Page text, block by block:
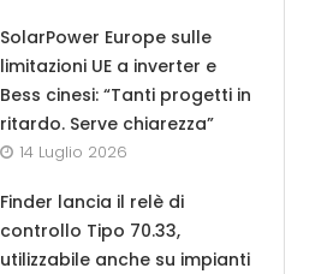
SolarPower Europe sulle
limitazioni UE a inverter e
Bess cinesi: “Tanti progetti in
ritardo. Serve chiarezza”
14 Luglio 2026
Finder lancia il relè di
controllo Tipo 70.33,
utilizzabile anche su impianti